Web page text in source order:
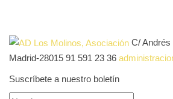
C/ Andrés
Madrid-28015 91 591 23 36
Suscríbete a nuestro boletín